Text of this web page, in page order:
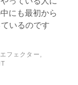
にも最初から
いるのです
フェクター ,